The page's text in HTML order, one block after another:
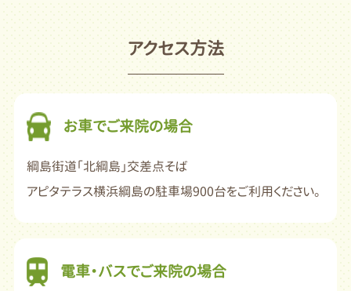
アクセス方法
お車でご来院の場合
綱島街道「北綱島」交差点そば
アピタテラス横浜綱島の駐車場900台をご利用ください。
電車・バスでご来院の場合